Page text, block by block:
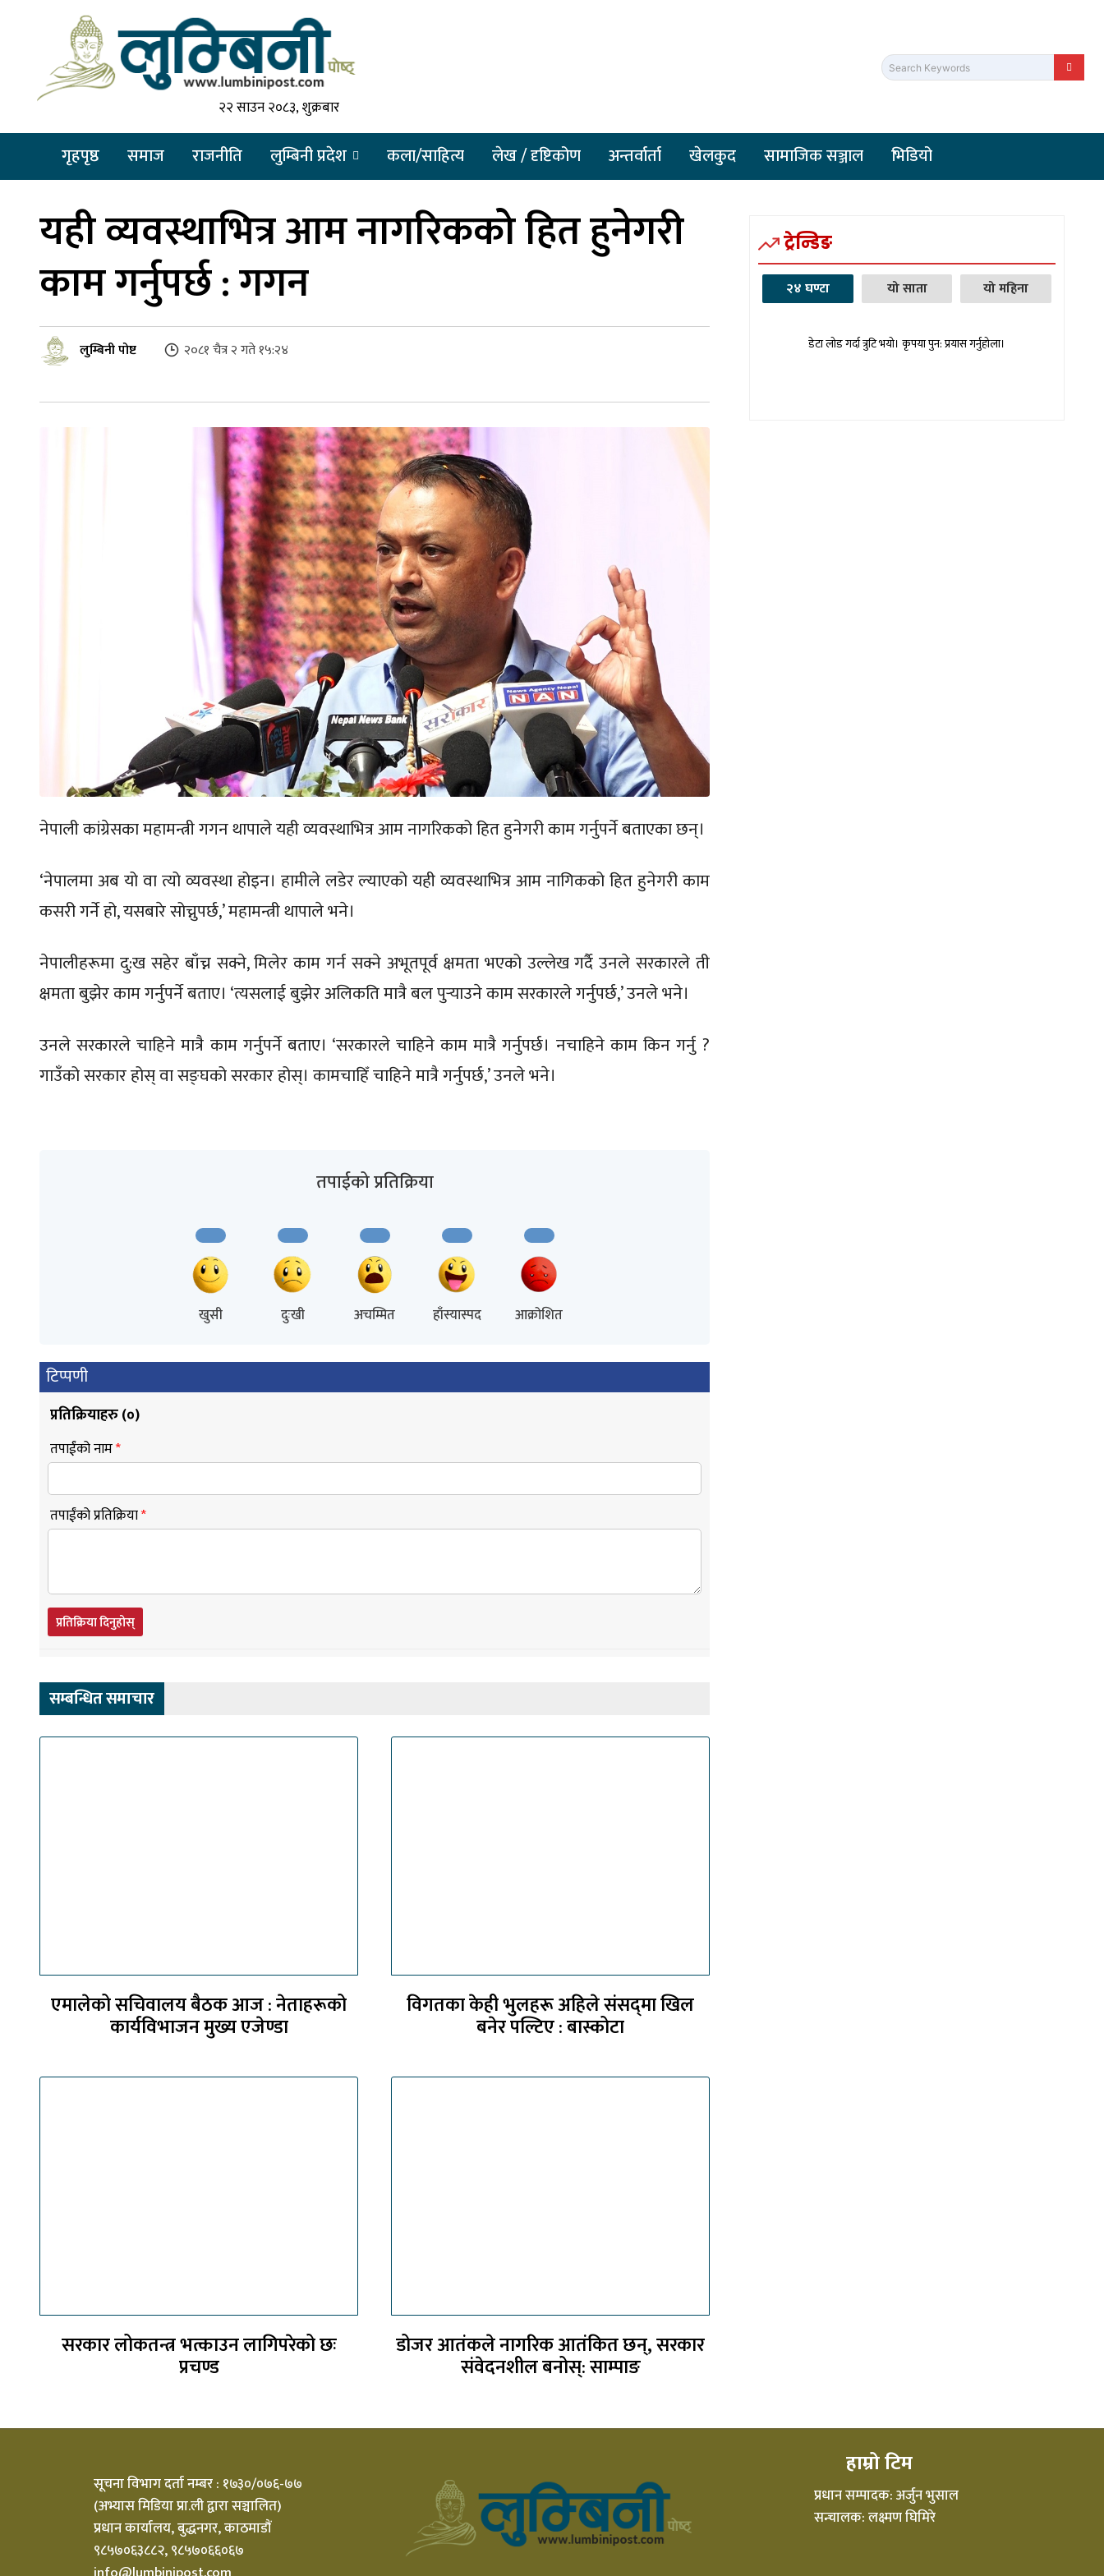
२२ साउन २०८३, शुक्रबार
Search Keywords
गृहपृष्ठ समाज राजनीति लुम्बिनी प्रदेश कला/साहित्य लेख / दृष्टिकोण अन्तर्वार्ता खेलकुद सामाजिक सञ्जाल भिडियो
यही व्यवस्थाभित्र आम नागरिकको हित हुनेगरी
काम गर्नुपर्छ : गगन
लुम्बिनी पोष्ट २०८१ चैत्र २ गते १५:२४
नेपाली कांग्रेसका महामन्त्री गगन थापाले यही व्यवस्थाभित्र आम नागरिकको हित हुनेगरी काम गर्नुपर्ने बताएका छन्।
‘नेपालमा अब यो वा त्यो व्यवस्था होइन। हामीले लडेर ल्याएको यही व्यवस्थाभित्र आम नागिकको हित हुनेगरी काम
कसरी गर्ने हो, यसबारे सोच्नुपर्छ,’ महामन्त्री थापाले भने।
नेपालीहरूमा दु:ख सहेर बाँच्न सक्ने, मिलेर काम गर्न सक्ने अभूतपूर्व क्षमता भएको उल्लेख गर्दै उनले सरकारले ती
क्षमता बुझेर काम गर्नुपर्ने बताए। ‘त्यसलाई बुझेर अलिकति मात्रै बल पुर्‍याउने काम सरकारले गर्नुपर्छ,’ उनले भने।
उनले सरकारले चाहिने मात्रै काम गर्नुपर्ने बताए। ‘सरकारले चाहिने काम मात्रै गर्नुपर्छ। नचाहिने काम किन गर्नु ?
गाउँको सरकार होस् वा सङ्घको सरकार होस्। कामचाहिँ चाहिने मात्रै गर्नुपर्छ,’ उनले भने।
तपाईको प्रतिक्रिया
खुसी दुःखी अचम्मित हाँस्यास्पद आक्रोशित
टिप्पणी
प्रतिक्रियाहरु (०)
तपाईंको नाम*
तपाईंको प्रतिक्रिया*
प्रतिक्रिया दिनुहोस्
सम्बन्धित समाचार
एमालेको सचिवालय बैठक आज : नेताहरूको
कार्यविभाजन मुख्य एजेण्डा
विगतका केही भुलहरू अहिले संसद्‍मा खिल
बनेर पल्टिए : बास्कोटा
सरकार लोकतन्त्र भत्काउन लागिपरेको छः
प्रचण्ड
डोजर आतंकले नागरिक आतंकित छन्, सरकार
संवेदनशील बनोस्: साम्पाङ
ट्रेन्डिङ
२४ घण्टा यो साता यो महिना
डेटा लोड गर्दा त्रुटि भयो। कृपया पुन: प्रयास गर्नुहोला।
सूचना विभाग दर्ता नम्बर : १७३०/०७६-७७
(अभ्यास मिडिया प्रा.ली द्वारा सञ्चालित)
प्रधान कार्यालय, बुद्धनगर, काठमाडौं
९८५७०६३८८२, ९८५७०६६०६७
हाम्रो टिम
प्रधान सम्पादक: अर्जुन भुसाल
सन्चालक: लक्ष्मण घिमिरे